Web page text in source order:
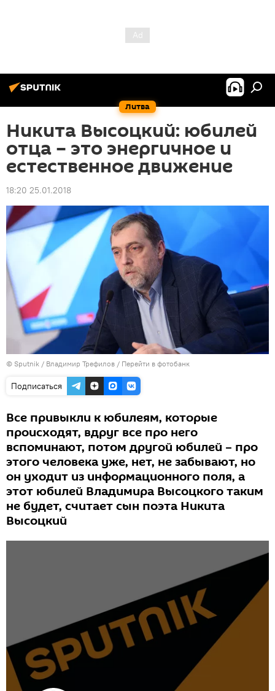
Литва
Никита Высоцкий: юбилей
отца – это энергичное и
естественное движение
18:20 25.01.2018
© Sputnik / Владимир Трефилов / Перейти в фотобанк
Подписаться
Все привыкли к юбилеям, которые
происходят, вдруг все про него
вспоминают, потом другой юбилей – про
этого человека уже, нет, не забывают, но
он уходит из информационного поля, а
этот юбилей Владимира Высоцкого таким
не будет, считает сын поэта Никита
Высоцкий